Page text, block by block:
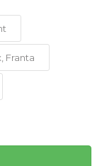
Franta